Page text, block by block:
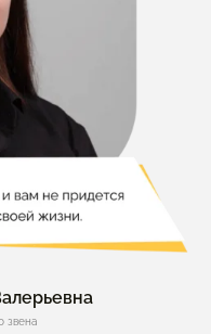
звена